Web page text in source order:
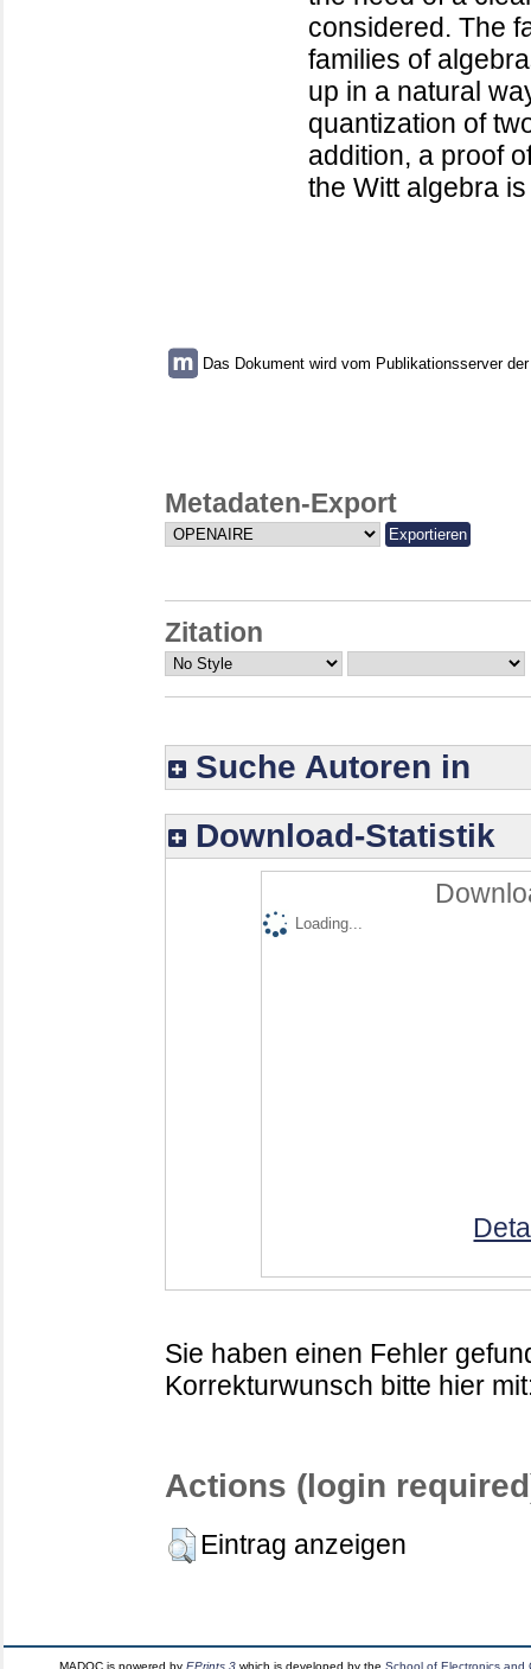
considered. The
families of
up in a natural
quantization of
addition, a proof
the Witt algebra
Das Dokument wird vom Publikationsserver
Metadaten-Export
Zitation
Suche Autoren in
Download-Statistik
Loading...
Sie haben einen Fehler
Korrekturwunsch bitte hier
Actions (login
Eintrag anzeigen
MADOC is powered byEPrints 3 which is developed by theSchool of Electronics and